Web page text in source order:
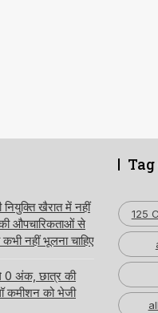
खैरात में नहीं
की औपचारिकताओं से
नहीं भूलना चाहिए
0 अंक, छात्र की
कमीशन को भेजी
125